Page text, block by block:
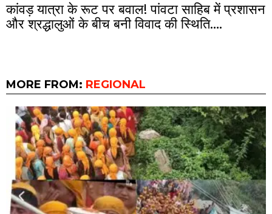
कांवड़ यात्रा के रूट पर बवाल! पांवटा साहिब में प्रशासन
और श्रद्धालुओं के बीच बनी विवाद की स्थिति….
MORE FROM: REGIONAL